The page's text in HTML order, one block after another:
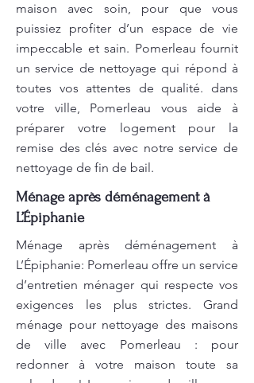
maison avec soin, pour que vous
puissiez profiter d’un espace de vie
impeccable et sain. Pomerleau fournit
un service de nettoyage qui répond à
toutes vos attentes de qualité. dans
votre ville, Pomerleau vous aide à
préparer votre logement pour la
remise des clés avec notre service de
nettoyage de fin de bail.
Ménage après déménagement à
L’Épiphanie
Ménage après déménagement à
L’Épiphanie: Pomerleau offre un service
d’entretien ménager qui respecte vos
exigences les plus strictes. Grand
ménage pour nettoyage des maisons
de ville avec Pomerleau : pour
redonner à votre maison toute sa